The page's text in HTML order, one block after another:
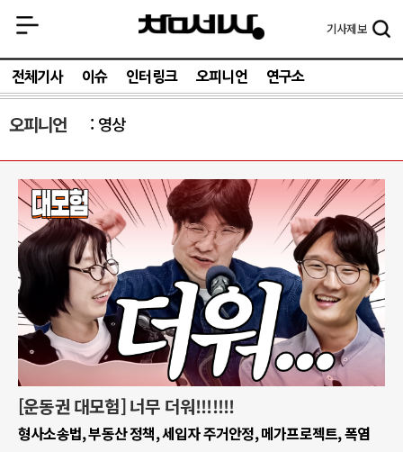
기사제보
전체기사 이슈 인터링크 오피니언 연구소
오피니언 영상
[운동권 대모험] 너무 더워!!!!!!!
형사소송법, 부동산 정책, 세입자 주거안정, 메가프로젝트, 폭염